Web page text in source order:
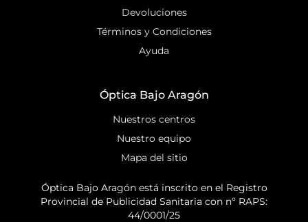
Devoluciones
Términos y Condiciones
Ayuda
Óptica Bajo Aragón
Nuestros centros
Nuestro equipo
Mapa del sitio
Óptica Bajo Aragón está inscrito en el Registro
Provincial de Publicidad Sanitaria con nº RAPS:
44/0001/25